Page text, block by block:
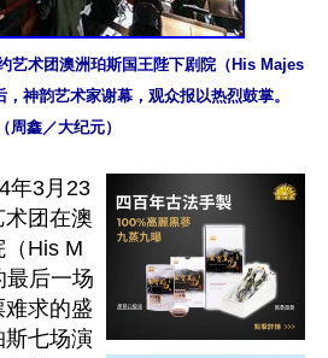
艺术团澳洲珀斯国王陛下剧院（His Majes
神韵艺术家谢幕，观众报以热烈鼓掌。
（周鑫／大纪元）
年3月23
术团在澳
His M
最后一场
求的盛
七场演